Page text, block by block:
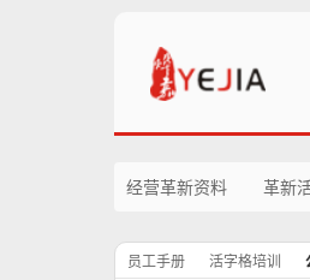
经营革新资料 革新
员工手册 活字格培训